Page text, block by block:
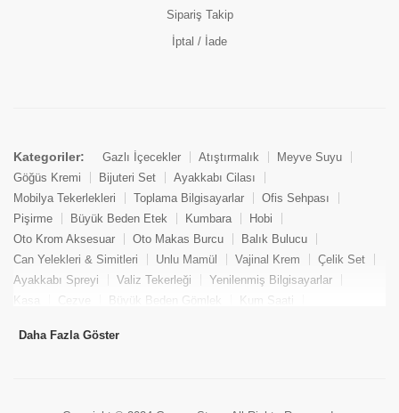
Sipariş Takip
İptal / İade
Kategoriler: Gazlı İçecekler Atıştırmalık
Meyve Suyu
Göğüs Kremi
Bijuteri Set
Ayakkabı Cilası
Mobilya Tekerlekleri
Toplama Bilgisayarlar
Ofis Sehpası
Pişirme
Büyük Beden Etek Kumbara
Hobi
Oto Krom Aksesuar
Oto Makas Burcu
Balık Bulucu
Can Yelekleri & Simitleri
Unlu Mamül Vajinal Krem
Çelik Set
Ayakkabı Spreyi
Valiz Tekerleği
Yenilenmiş Bilgisayarlar
Kasa
Cezve Büyük Beden Gömlek
Kum Saati
Tekne Bağlama & Demirleme
Daha Fazla Göster